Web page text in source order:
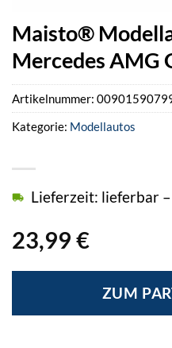
Maisto®
Mercedes AMG
23,99 €
Lieferzeit: lieferbar
ZUM
Artikelnummer:
Kategorie: Modellautos